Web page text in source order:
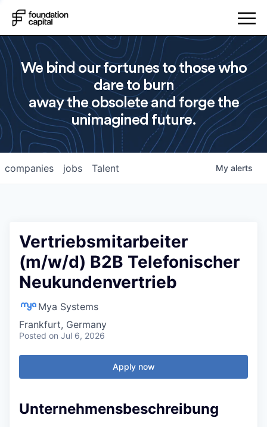
We bind our fortunes to those who
dare to burn
away the obsolete and forge the
unimagined future.
jobs
companies Talent My alerts
Vertriebsmitarbeiter
(m/w/d) B2B Telefonischer
Neukundenvertrieb
Mya Systems
Frankfurt, Germany
Posted on Jul 6, 2026
Apply now
Unternehmensbeschreibung